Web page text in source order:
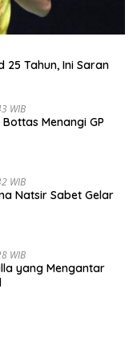
25 Tahun, Ini Saran
WIB
Bottas Menangi GP
WIB
Natsir Sabet Gelar
WIB
yang Mengantar